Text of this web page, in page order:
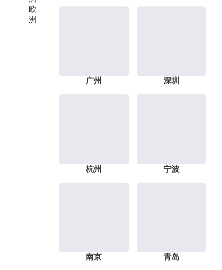
欧
洲
广州 深圳
杭州 宁波
南京 青岛